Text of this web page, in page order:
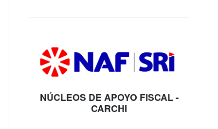
NÚCLEOS DE APOYO FISCAL -
CARCHI